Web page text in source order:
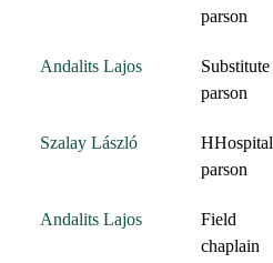
parson
Andalits Lajos
Substitute
parson
Szalay László
HHospital
parson
Andalits Lajos
Field
chaplain